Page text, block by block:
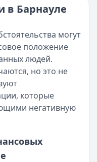
свежая
прямо сегодня?
iPhone
в Барнауле
могут
положение
людей.
но это не
которые
негативную